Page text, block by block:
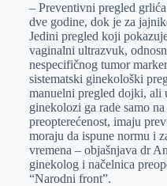
– Preventivni pregled
dve godine, dok je za
Jedini pregled koji
vaginalni ultrazvuk,
nespecifičnog tumor
sistematski ginekološki
manuelni pregled dojki, ali
ginekolozi ga rade samo
preopterećenost, imaju
moraju da ispune normu i
vremena – objašnjava dr
ginekolog i načelnica
“Narodni front”.